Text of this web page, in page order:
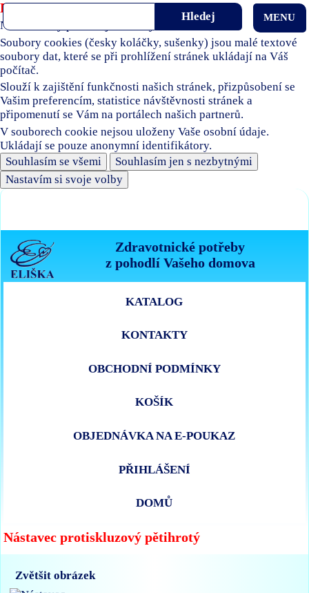
Používáme soubory cookies
Naše stránky používají soubory cookies.
Soubory cookies (česky koláčky, sušenky) jsou malé textové
soubory dat, které se při prohlížení stránek ukládají na Váš
počítač.
Slouží k zajištění funkčnosti našich stránek, přizpůsobení se
Vašim preferencím, statistice návštěvnosti stránek a
připomenutí se Vám na portálech našich partnerů.
V souborech cookie nejsou uloženy Vaše osobní údaje.
Ukládají se pouze anonymní identifikátory.
Souhlasím se všemi
Souhlasím jen s nezbytnými
Nastavím si svoje volby
Zdravotnické potřeby
z pohodlí Vašeho domova
MENU
KATALOG
KONTAKTY
OBCHODNÍ PODMÍNKY
KOŠÍK
OBJEDNÁVKA NA E-POUKAZ
PŘIHLÁŠENÍ
DOMŮ
Nástavec protiskluzový pětihrotý
Zvětšit obrázek